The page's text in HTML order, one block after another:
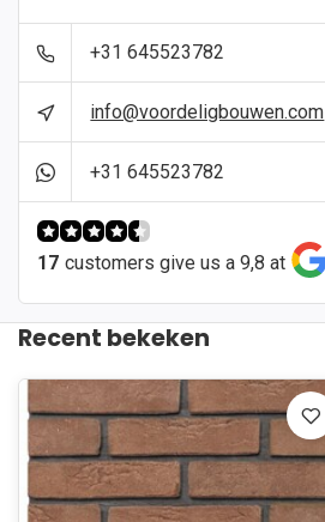
+31 645523782
info@voordeligbouwen.com
+31 645523782
17 customers give us a 9,8 at
Recent bekeken